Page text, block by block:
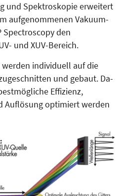
und Spek­troskopie erweitert
aufgenommenen Va­ku­um-
Spec­tros­co­py den
und XUV-Bereich.
werden individuell auf die
und gebaut. Da­
Effizienz,
Auflösung optimiert werden